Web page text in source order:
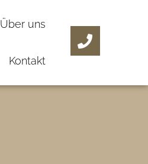
Über uns
Kontakt